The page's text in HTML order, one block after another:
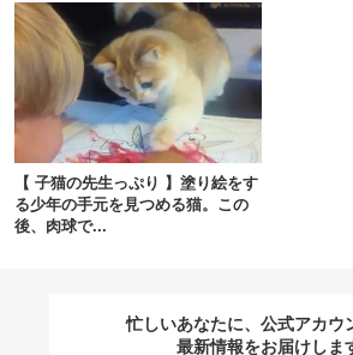
【 子猫の先生っぷり 】塗り絵をす
る少年の手元を見つめる猫。この
後、肉球で...
忙しいあなたに、公式アカウ
最新情報をお届けしま
pecodogs
いぬ部をフォロー
アプリをダウンロード